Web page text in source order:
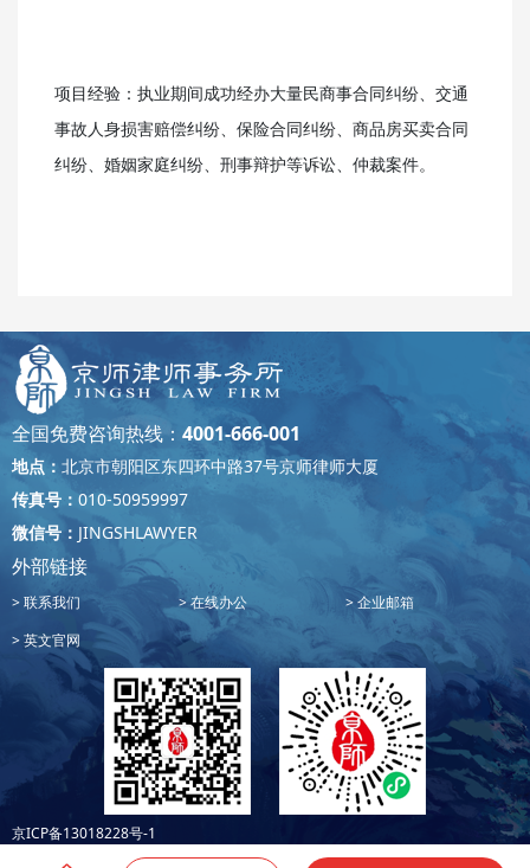
项目经验：执业期间成功经办大量民商事合同纠纷、交通
事故人身损害赔偿纠纷、保险合同纠纷、商品房买卖合同
纠纷、婚姻家庭纠纷、刑事辩护等诉讼、仲裁案件。
全国免费咨询热线： 4001-666-001
地点： 北京市朝阳区东四环中路37号京师律师大厦
传真号： 010-50959997
微信号： JINGSHLAWYER
外部链接
联系我们 在线办公
企业邮箱
英文官网
京ICP备13018228号-1